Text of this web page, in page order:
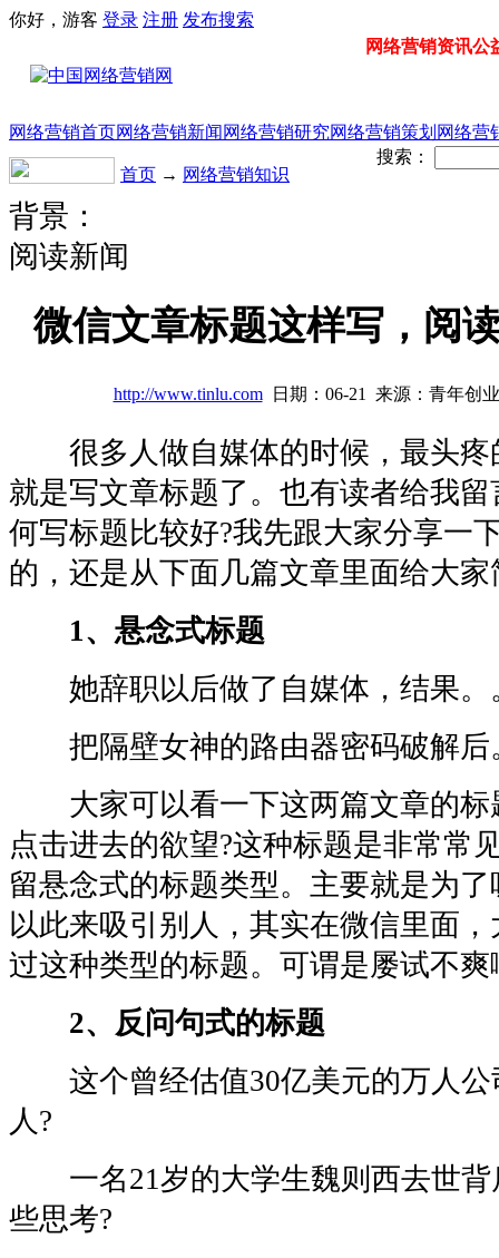
你好，游客 登录 注册 发布搜索
网络营销资讯公
网络营销首页网络营销新闻 网络营销研究网络营销策划 网络营
首页 → 网络营销知识
搜索：
背景：
阅读新闻
微信文章标题这样写，阅
http://www.tinlu.com日期：06-21 来源：青年创
很多人做自媒体的时候，最头疼
就是写文章标题了。也有读者给我
何写标题比较好?我先跟大家分享一
的，还是从下面几篇文章里面给大
1、悬念式标题
她辞职以后做了自媒体，结果。
把隔壁女神的路由器密码破解后
大家可以看一下这两篇文章的标
点击进去的欲望?这种标题是非常常
留悬念式的标题类型。主要就是为
以此来吸引别人，其实在微信里面
过这种类型的标题。可谓是屡试不爽
2、反问句式的标题
这个曾经估值30亿美元的万人公
人?
一名21岁的大学生魏则西去世背
些思考?